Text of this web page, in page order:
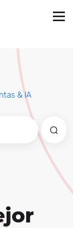
& IA
función de
de